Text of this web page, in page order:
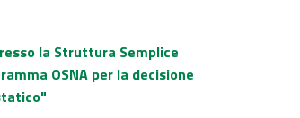
la Struttura Semplice
OSNA per la decisione